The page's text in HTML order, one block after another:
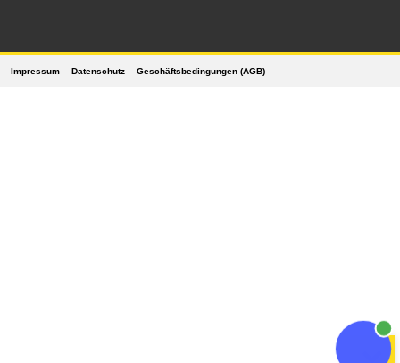
Impressum Datenschutz Geschäftsbedingungen (AGB)